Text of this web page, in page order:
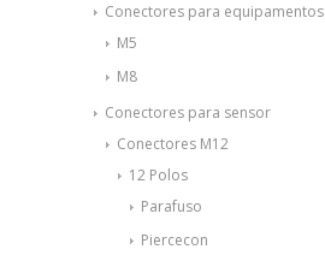
Conectores para equipamentos
M5
M8
Conectores para sensor
Conectores M12
12 Polos
Parafuso
Piercecon